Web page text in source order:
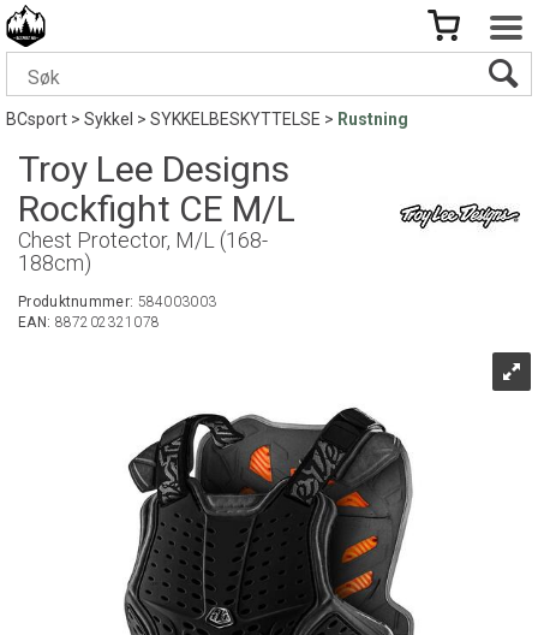
BCsport>Sykkel >SYKKELBESKYTTELSE> Rustning
Troy Lee Designs
Rockfight CE M/L
Chest Protector, M/L (168-
188cm)
Produktnummer: 584003003
EAN: 887202321078